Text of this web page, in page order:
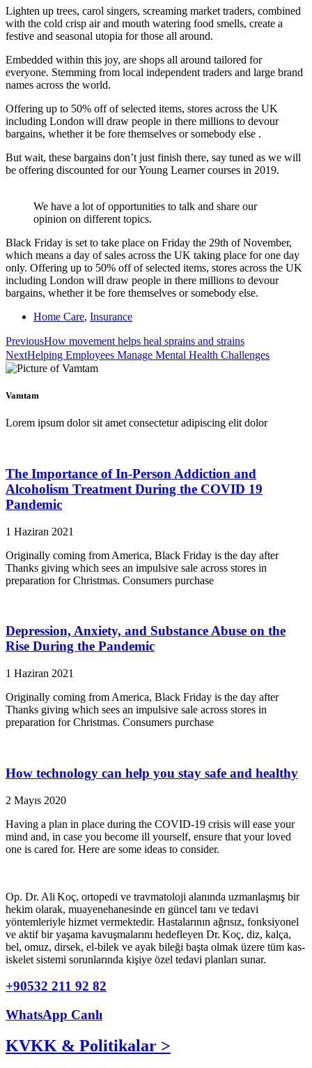
Lighten up trees, carol singers, screaming market traders, combined
with the cold crisp air and mouth watering food smells, create a
festive and seasonal utopia for those all around.
Embedded within this joy, are shops all around tailored for
everyone. Stemming from local independent traders and large brand
names across the world.
Offering up to 50% off of selected items, stores across the UK
including London will draw people in there millions to devour
bargains, whether it be fore themselves or somebody else .
But wait, these bargains don’t just finish there, say tuned as we will
be offering discounted for our Young Learner courses in 2019.
We have a lot of opportunities to talk and share our
opinion on different topics.
Black Friday is set to take place on Friday the 29th of November,
which means a day of sales across the UK taking place for one day
only. Offering up to 50% off of selected items, stores across the UK
including London will draw people in there millions to devour
bargains, whether it be fore themselves or somebody else.
Home Care, Insurance
PreviousHow movement helps heal sprains and strains
NextHelping Employees Manage Mental Health Challenges
Vamtam
Lorem ipsum dolor sit amet consectetur adipiscing elit dolor
The Importance of In-Person Addiction and
Alcoholism Treatment During the COVID 19
Pandemic
1 Haziran 2021
Originally coming from America, Black Friday is the day after
Thanks giving which sees an impulsive sale across stores in
preparation for Christmas. Consumers purchase
Depression, Anxiety, and Substance Abuse on the
Rise During the Pandemic
1 Haziran 2021
Originally coming from America, Black Friday is the day after
Thanks giving which sees an impulsive sale across stores in
preparation for Christmas. Consumers purchase
How technology can help you stay safe and healthy
2 Mayıs 2020
Having a plan in place during the COVID-19 crisis will ease your
mind and, in case you become ill yourself, ensure that your loved
one is cared for. Here are some ideas to consider.
Op. Dr. Ali Koç, ortopedi ve travmatoloji alanında uzmanlaşmış bir
hekim olarak, muayenehanesinde en güncel tanı ve tedavi
yöntemleriyle hizmet vermektedir. Hastalarının ağrısız, fonksiyonel
ve aktif bir yaşama kavuşmalarını hedefleyen Dr. Koç, diz, kalça,
bel, omuz, dirsek, el-bilek ve ayak bileği başta olmak üzere tüm kas-
iskelet sistemi sorunlarında kişiye özel tedavi planları sunar.
+90532 211 92 82
WhatsApp Canlı
KVKK & Politikalar >